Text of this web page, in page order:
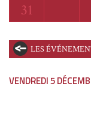
Lundi
31
LES
VENDREDI 5